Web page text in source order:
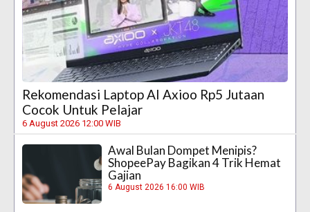
Rekomendasi Laptop AI Axioo Rp5 Jutaan
Cocok Untuk Pelajar
6 August 2026 12:00 WIB
Awal Bulan Dompet Menipis?
ShopeePay Bagikan 4 Trik Hemat
Gajian
6 August 2026 16:00 WIB